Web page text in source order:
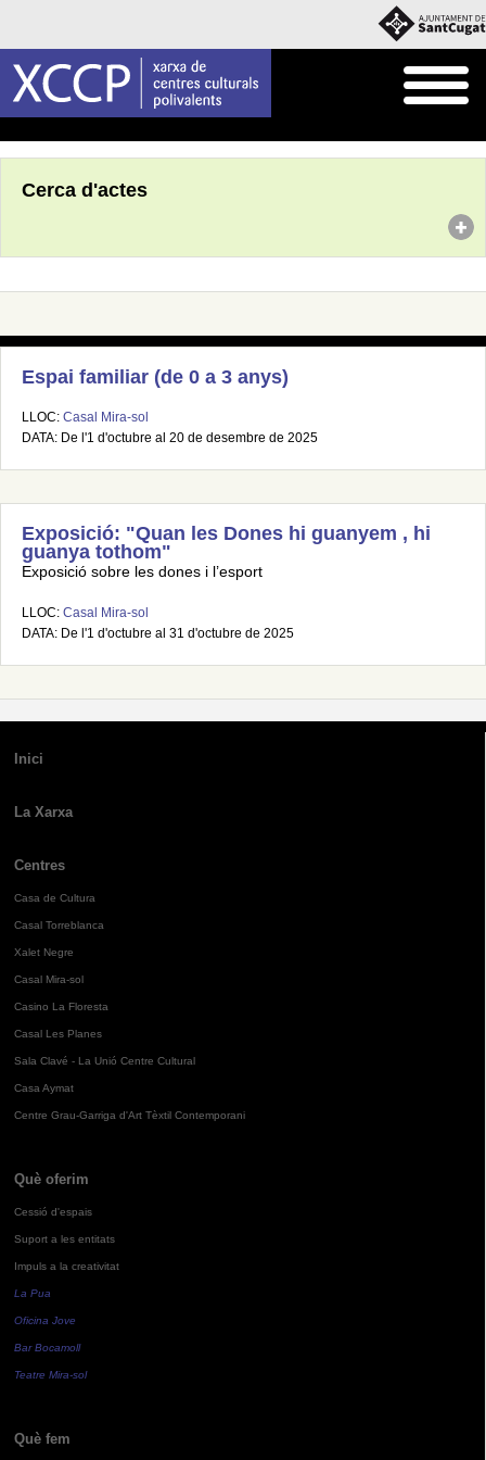
Cerca d'actes
Espai familiar (de 0 a 3 anys)
LLOC: Casal Mira-sol
DATA: De l'1 d'octubre al 20 de desembre de 2025
Exposició: "Quan les Dones hi guanyem , hi
guanya tothom"
Exposició sobre les dones i l’esport
LLOC: Casal Mira-sol
DATA: De l'1 d'octubre al 31 d'octubre de 2025
Inici
La Xarxa
Centres
Casa de Cultura
Casal Torreblanca
Xalet Negre
Casal Mira-sol
Casino La Floresta
Casal Les Planes
Sala Clavé - La Unió Centre Cultural
Casa Aymat
Centre Grau-Garriga d'Art Tèxtil Contemporani
Què oferim
Cessió d'espais
Suport a les entitats
Impuls a la creativitat
La Pua
Oficina Jove
Bar Bocamoll
Teatre Mira-sol
Què fem